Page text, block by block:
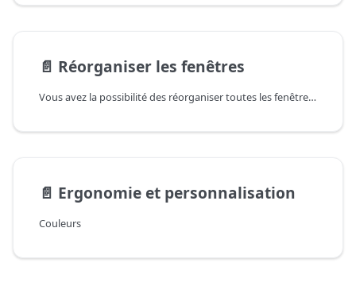
📄️ Réorganiser les fenêtres
Vous avez la possibilité des réorganiser toutes les fenêtres ouvertes des différentes façon :
📄️ Ergonomie et personnalisation
Couleurs